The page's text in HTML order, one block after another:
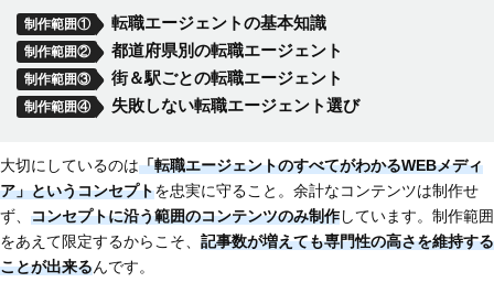
制作範囲① 転職エージェントの基本知識
制作範囲② 都道府県別の転職エージェント
制作範囲③ 街＆駅ごとの転職エージェント
制作範囲④ 失敗しない転職エージェント選び
大切にしているのは「転職エージェントのすべてがわかるWEBメディ
ア」というコンセプトを忠実に守ること。余計なコンテンツは制作せ
ず、 コンセプトに沿う範囲のコンテンツのみ制作しています。制作範囲
をあえて限定するからこそ、 記事数が増えても専門性の高さを維持する
ことが出来るんです。